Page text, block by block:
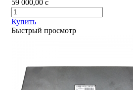
59 000,00 c
Купить
Быстрый просмотр